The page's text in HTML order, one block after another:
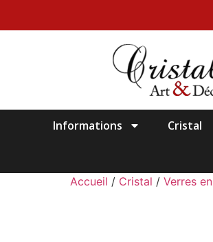
Informations Cristal
Accueil / Cristal / Verres